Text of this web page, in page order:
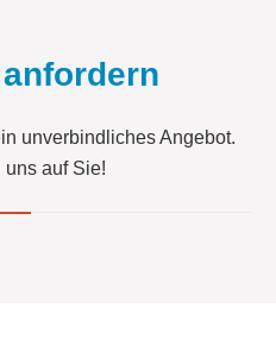
unverbindliches Angebot.
uns auf Sie!